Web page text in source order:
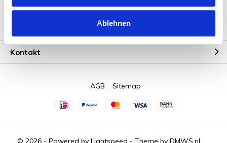
Ablehnen
Mein Konto
Kontakt
© 2026 - Powered by Lightspeed - Theme by DMWS.nl
AGB Sitemap